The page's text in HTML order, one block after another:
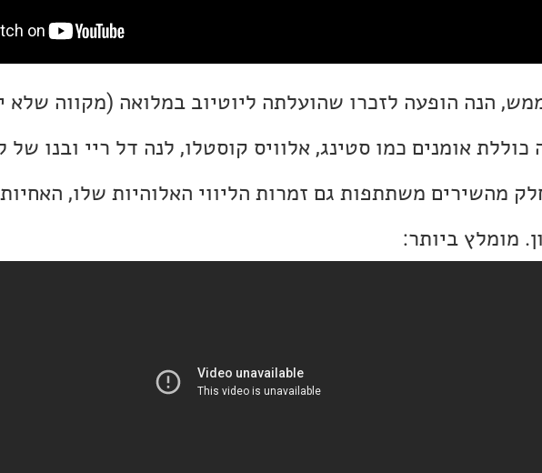
הנה הופעה לזכרו שהועלתה ליוטיוב במלואה (מקווה שלא
כוללת אומנים כמו סטינג, אלוויס קוסטלו, לנה דל ריי ובנו של
מהשירים משתתפות גם זמרות הליווי האלוהיות שלו, האחיות
מומלץ ביותר: